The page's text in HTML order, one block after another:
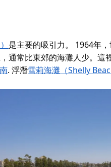
是主要的吸引力。
1964年
通常比東郊的海灘人少。這
. 浮潛雪莉海灘（Shelly